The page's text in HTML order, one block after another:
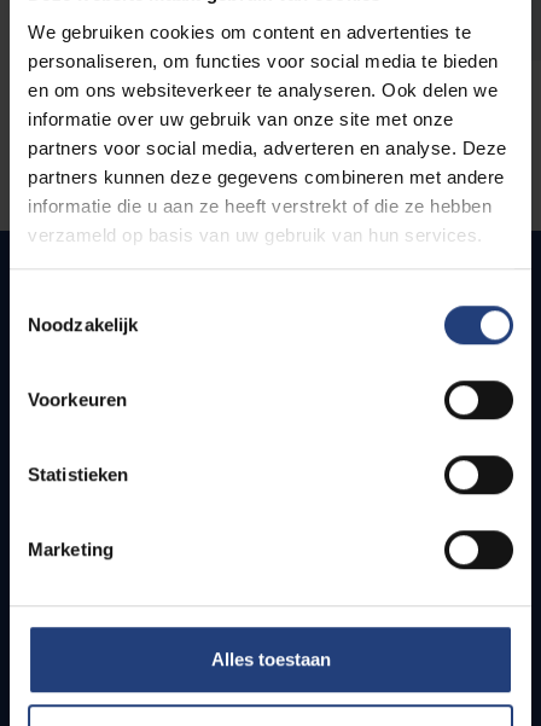
We gebruiken cookies om content en advertenties te
personaliseren, om functies voor social media te bieden
en om ons websiteverkeer te analyseren. Ook delen we
informatie over uw gebruik van onze site met onze
partners voor social media, adverteren en analyse. Deze
partners kunnen deze gegevens combineren met andere
informatie die u aan ze heeft verstrekt of die ze hebben
verzameld op basis van uw gebruik van hun services.
Noodzakelijk
Voorkeuren
Statistieken
Marketing
Alles toestaan
Quick links
How to get to the VUB campuses
Students